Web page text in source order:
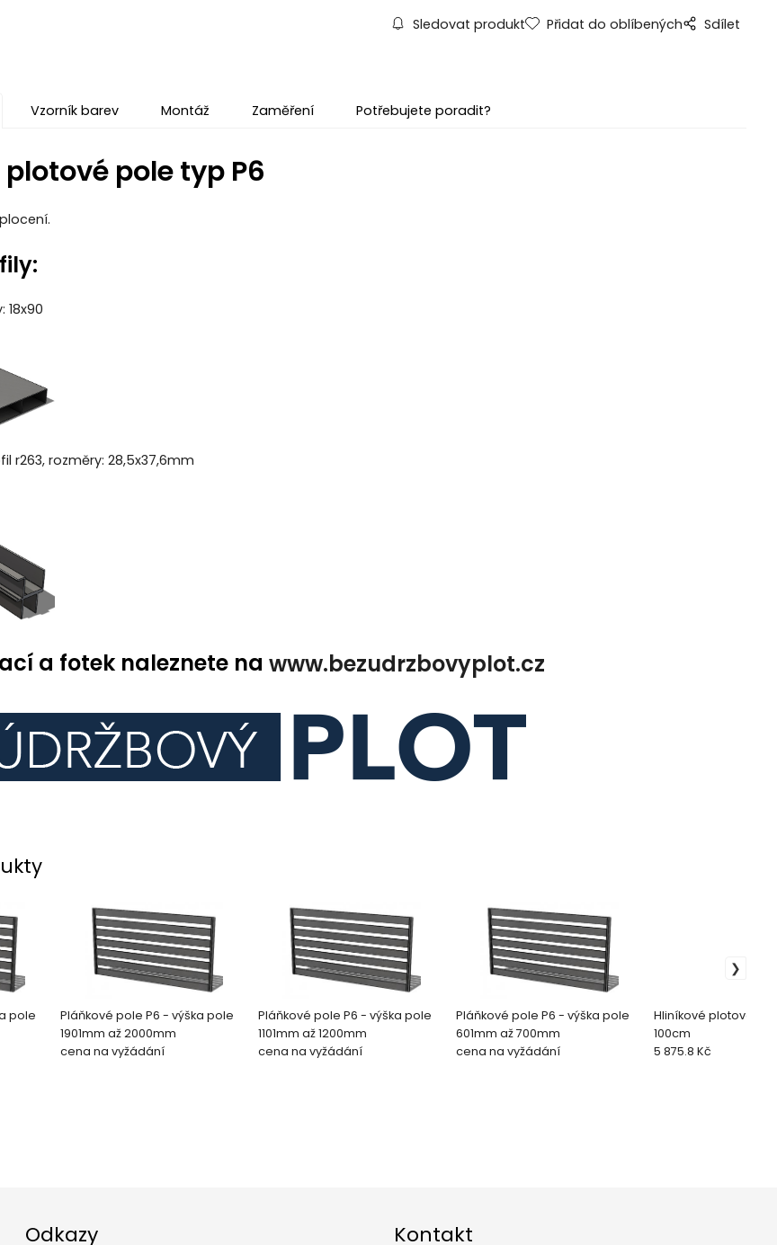
Sledovat produkt Přidat do oblíbených Sdílet
Vzorník barev Montáž Zaměření Potřebujete poradit?
pole typ P6
18x90
r263, rozměry: 28,5x37,6mm
a fotek naleznete na www.bezudrzbovyplot.cz
pole
Pláňkové pole P6 - výška pole
1901mm až 2000mm
cena na vyžádání
Pláňkové pole P6 - výška pole
1101mm až 1200mm
cena na vyžádání
Pláňkové pole P6 - výška pole
601mm až 700mm
cena na vyžádání
Hliníkové plotové
100cm
5 875.8 Kč
Odkazy Kontakt